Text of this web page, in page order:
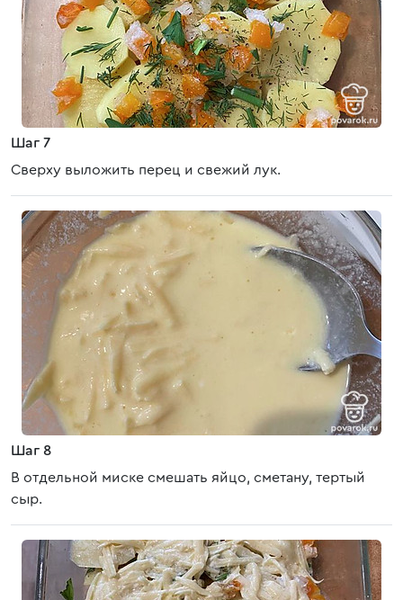
Шаг 7
Сверху выложить перец и свежий лук.
Шаг 8
В отдельной миске смешать яйцо, сметану, тертый
сыр.